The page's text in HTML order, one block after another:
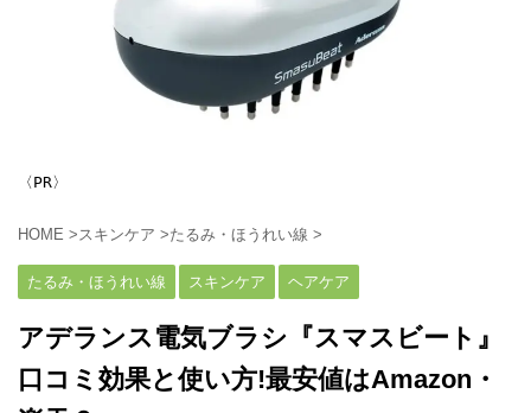
〈PR〉
HOME > スキンケア >たるみ・ほうれい線 >
たるみ・ほうれい線 スキンケア ヘアケア
アデランス電気ブラシ『スマスビート』
口コミ効果と使い方!最安値はAmazon・